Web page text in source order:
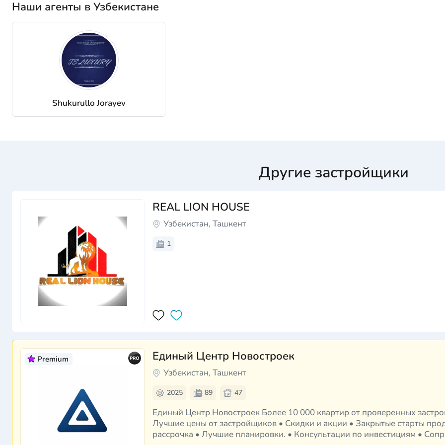
Наши агенты в Узбекистане
Shukurullo Jorayev
Другие застройщики
REAL LION HOUSE
Узбекистан, Ташкент
1
Premium Единый Центр Новостроек
Узбекистан, Ташкент
2025 89 47
Единый Центр Новостроек Более 10 000 квартир от проверенных застройщиков Ташкента •
Лучшие цены от застройщиков • Скидки и акции • Закрытые старты
рассрочка • Лучшие планировки. • Консультации по инвестициям •